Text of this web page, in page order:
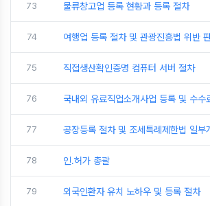
73 물류창고업 등록 현황과 등록 절차
74 여행업 등록 절차 및 관광진흥법 위반
75 직접생산확인증명 컴퓨터 서버 절차
76 국내외 유료직업소개사업 등록 및 수수
77 공장등록 절차 및 조세특례제한법 일부
78 인.허가 총괄
79 외국인환자 유치 노하우 및 등록 절차